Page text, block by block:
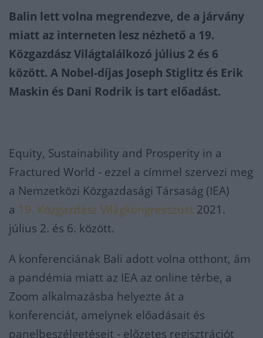
Balin lett volna megrendezve, de a járvány
miatt az interneten lesz nézhető a 19.
Közgazdász Világtalálkozó július 2 és 6
között. A Nobel-díjas Joseph Stiglitz és Erik
Maskin és Dani Rodrik is tart előadást.
Equity, Sustainability and Prosperity in a
Fractured World - ezzel a címmel szervezi meg
a Nemzetközi Közgazdasági Társaság (IEA)
a 19. Közgazdász Világkongresszust 2021.
július 2. és 6. között.
A konferenciának Bali adott volna otthont, ám
a pandémia miatt az IEA az online térbe, a
Zoom alkalmazásba helyezte át a
konferenciát, amelynek előadásait és
panelbeszélgetéseit - előzetes regisztrációt